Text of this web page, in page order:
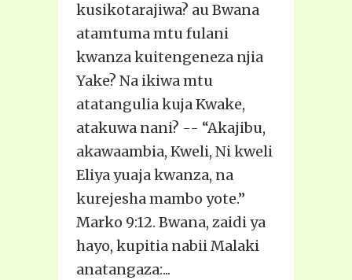
kusikotarajiwa? au Bwana
atamtuma mtu fulani
kwanza kuitengeneza njia
Yake? Na ikiwa mtu
atatangulia kuja Kwake,
atakuwa nani? -- “Akajibu,
akawaambia, Kweli, Ni kweli
Eliya yuaja kwanza, na
kurejesha mambo yote.”
Marko 9:12. Bwana, zaidi ya
hayo, kupitia nabii Malaki
anatangaza:...